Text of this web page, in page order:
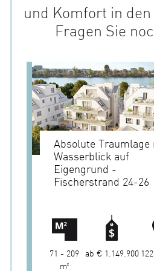
und Komfort in
Fragen Sie
Absolute
Wasserblick auf
Eigengrund -
Fischerstrand 24-26
71 - 209
m²
ab € 1.149.900